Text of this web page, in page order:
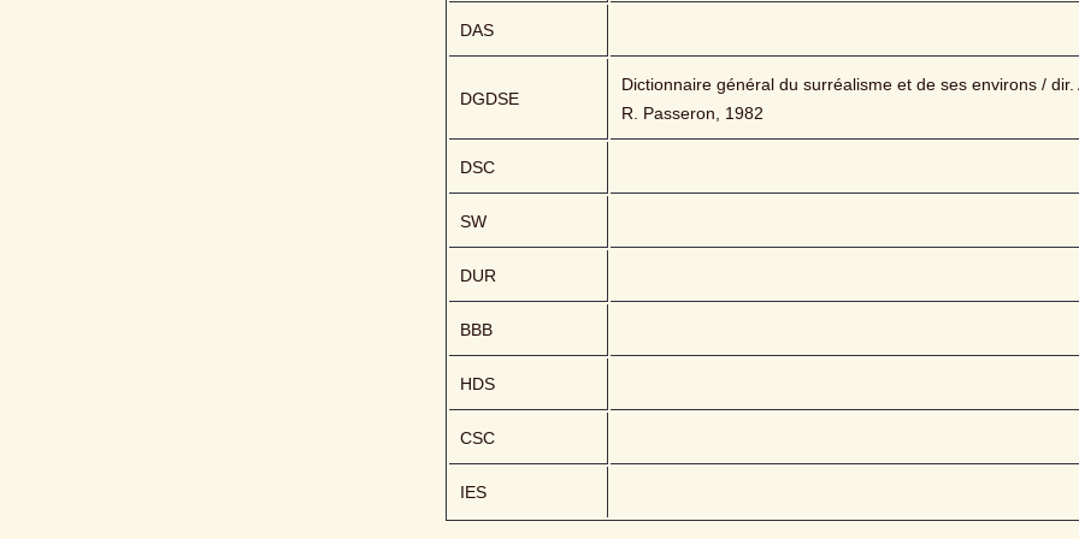
DAS
DGDSE
Dictionnaire général du surréalisme et de ses environs / dir.
R. Passeron, 1982
DSC
SW
DUR
BBB
HDS
CSC
IES